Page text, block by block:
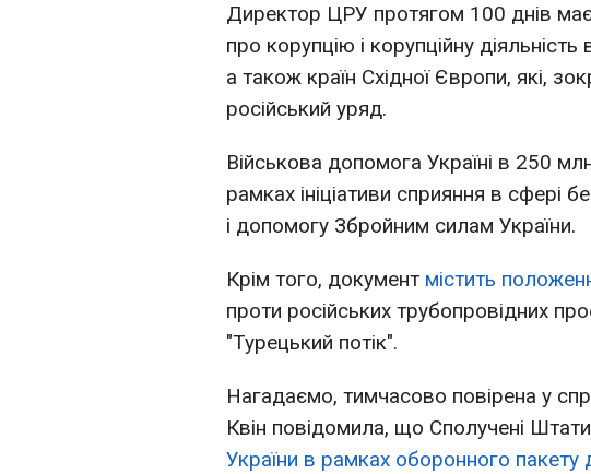
Директор ЦРУ протягом 100 днів
про корупцію і корупційну діяльність
а також країн Східної Європи, які,
російський уряд.
Військова допомога Україні в 250
рамках ініціативи сприяння в сфері
і допомогу Збройним силам України.
Крім того, документ містить
проти російських трубопровідних
"Турецький потік".
Нагадаємо, тимчасово повірена у
Квін повідомила, що Сполучені Штати
України в рамках оборонного пакету